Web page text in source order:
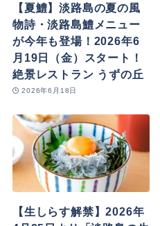
【夏鱧】淡路島の夏の風
物詩・淡路島鱧メニュー
が今年も登場！2026年6
月19日（金）スタート！
絶景レストラン うずの丘
2026年6月18日
【生しらす解禁】2026年